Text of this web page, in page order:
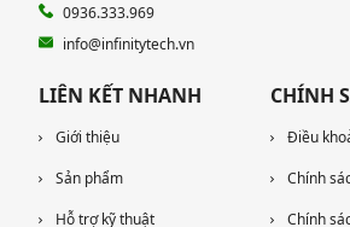
0936.333.969
info@infinitytech.vn
LIÊN KẾT NHANH
Giới thiệu
Sản phẩm
Hỗ trợ kỹ thuật
CHÍNH
Điều
Chính
Chính